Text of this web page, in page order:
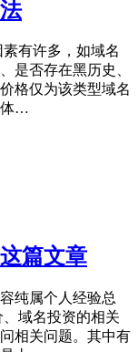
有许多，如域名
是否存在黑历史、
格仅为该类型域名
体…
篇文章
纯属个人经验总
域名投资的相关
相关问题。其中有